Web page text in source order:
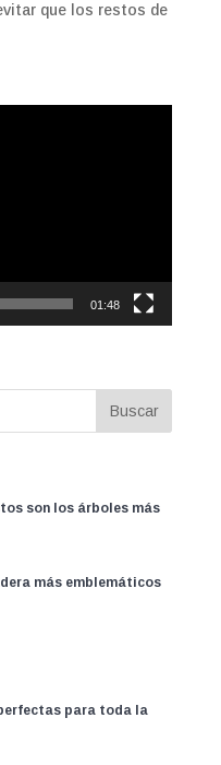
que los restos de
01:48
son los árboles más
más emblemáticos
para toda la